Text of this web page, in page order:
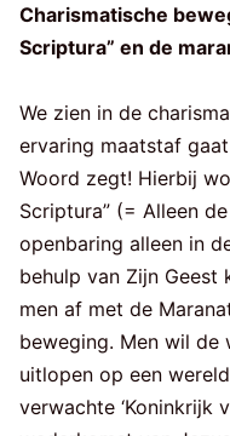
Charismatische
Scriptura” en de
We zien in de
ervaring maatstaf
Woord zegt! Hierbij
Scriptura” (= Alleen
openbaring alleen in
behulp van Zijn Geest
men af met de
beweging. Men wil de
uitlopen op een
verwachte ‘Koninkrijk